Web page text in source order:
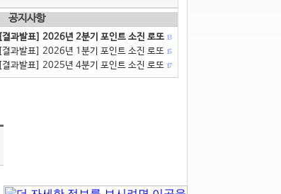
공지사항
[결과발표] 2026년 2분기 포인트 소진 로또 13
[결과발표] 2026년 1분기 포인트 소진 로또 15
[결과발표] 2025년 4분기 포인트 소진 로또 17